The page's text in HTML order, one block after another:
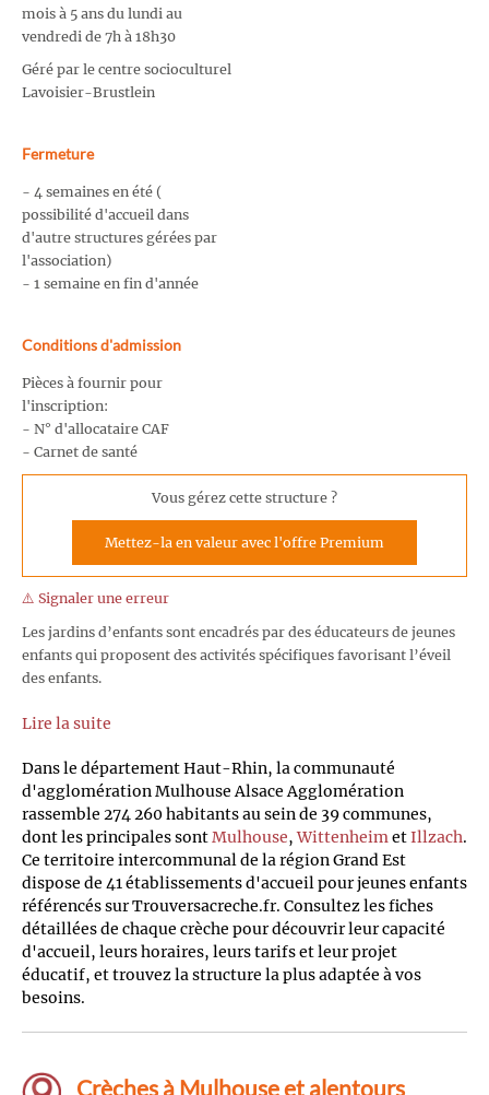
mois à 5 ans du lundi au
vendredi de 7h à 18h30
Géré par le centre socioculturel
Lavoisier-Brustlein
Fermeture
- 4 semaines en été (
possibilité d'accueil dans
d'autre structures gérées par
l'association)
- 1 semaine en fin d'année
Conditions d'admission
Pièces à fournir pour
l'inscription:
- N° d'allocataire CAF
- Carnet de santé
Vous gérez cette structure ?
Mettez-la en valeur avec l'offre Premium
⚠️ Signaler une erreur
Les jardins d’enfants sont encadrés par des éducateurs de jeunes
enfants qui proposent des activités spécifiques favorisant l’éveil
des enfants.
Lire la suite
Dans le département Haut-Rhin, la communauté
d'agglomération Mulhouse Alsace Agglomération
rassemble 274 260 habitants au sein de 39 communes,
dont les principales sontMulhouse,WittenheimetIllzach.
Ce territoire intercommunal de la région Grand Est
dispose de 41 établissements d'accueil pour jeunes enfants
référencés sur Trouversacreche.fr. Consultez les fiches
détaillées de chaque crèche pour découvrir leur capacité
d'accueil, leurs horaires, leurs tarifs et leur projet
éducatif, et trouvez la structure la plus adaptée à vos
besoins.
Crèches à Mulhouse et alentours